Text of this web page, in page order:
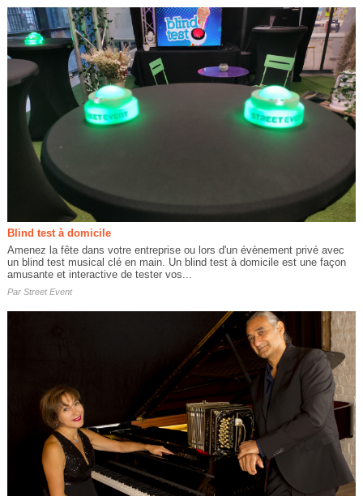
Blind test à domicile
Amenez la fête dans votre entreprise ou lors d'un évènement privé avec
un blind test musical clé en main. Un blind test à domicile est une façon
amusante et interactive de tester vos...
Par Street Event